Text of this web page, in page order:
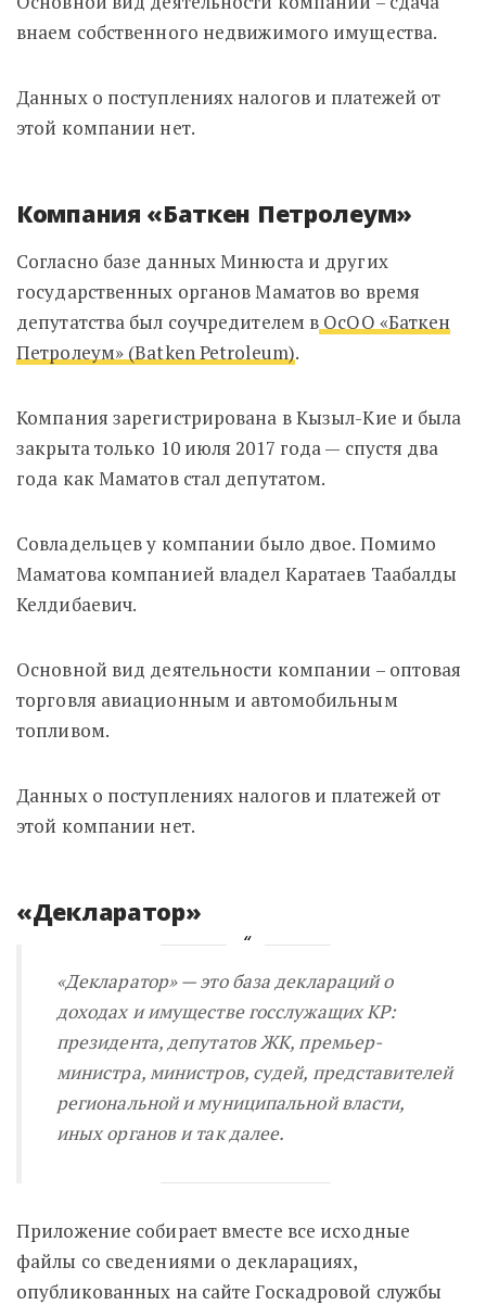
внаем собственного недвижимого имущества.
Данных о поступлениях налогов и платежей от
этой компании нет.
Компания «Баткен Петролеум»
Согласно базе данных Минюста и других
государственных органов Маматов во время
депутатства был соучредителем в ОсОО «Баткен
Петролеум» (Batken Petroleum).
Компания зарегистрирована в Кызыл-Кие и была
закрыта только 10 июля 2017 года — спустя два
года как Маматов стал депутатом.
Совладельцев у компании было двое. Помимо
Маматова компанией владел Каратаев Таабалды
Келдибаевич.
Основной вид деятельности компании – оптовая
торговля авиационным и автомобильным
топливом.
Данных о поступлениях налогов и платежей от
этой компании нет.
«Декларатор»
«Декларатор» — это база деклараций о
доходах и имуществе госслужащих КР:
президента, депутатов ЖК, премьер-
министра, министров, судей, представителей
региональной и муниципальной власти,
иных органов и так далее.
Приложение собирает вместе все исходные
файлы со сведениями о декларациях,
опубликованных на сайте Госкадровой службы